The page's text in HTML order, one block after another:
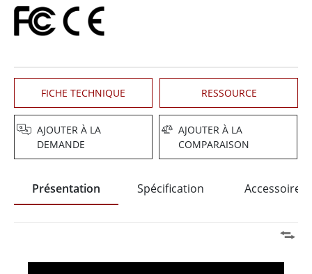
FICHE TECHNIQUE RESSOURCE
AJOUTER À LA
DEMANDE
AJOUTER À LA
COMPARAISON
Présentation Spécification Accessoires